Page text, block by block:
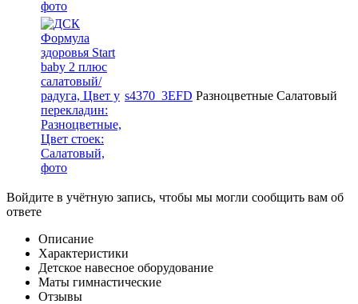
s4370_3EFD Разноцветные Салатовый
Войдите в учётную запись, чтобы мы могли сообщить вам об
ответе
Описание
Характеристики
Детское навесное оборудование
Маты гимнастические
Отзывы